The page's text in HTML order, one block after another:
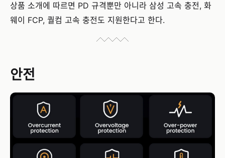
상품 소개에 따르면 PD 규격뿐만 아니라 삼성 고속 충전, 화
웨이 FCP, 퀄컴 고속 충전도 지원한다고 한다.
안전